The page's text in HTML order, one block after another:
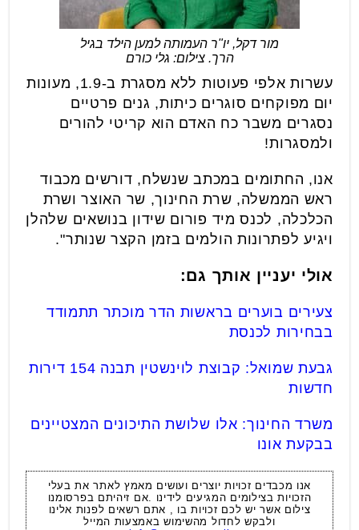
מור דקל, יו"ר העמותה למען הילד בגיל
הרך. צילום: גלי כורם
עשרות אלפי פעוטות ללא מסגרת ב-1.9, מעונות
יום מפוקחים סוגרים כיתות, גנים פרטיים
נסגרים משבר כח האדם הוא קריטי להורים
ולמסגרות!
אנו, החתומים במכתב שנשלח, דורשים מכבוד
ראש הממשלה, שרת החינוך, שר האוצר ושרת
הכלכלה, לכנס מיד פורום שידון בנושאים שלהלן
ויגיע לפתרונות הולמים בזמן הקצר שנותר".
אולי יעניין אותך גם:
צעירים בוערים בראשות הדר מוכתר תתמודד
בבחירות לכנסת
גבעת שמואל: קבוצת לוינשטין תבנה 154 דירות
חדשות
משרד החינוך: אלו שלושת התיכונים המצטיינים
בבקעת אונו
אנו מכבדים זכויות יוצרים ועושים מאמץ לאתר את בעלי
הזכויות בצילומים המגיעים לידינו .אם זיהיתם בפרסומנו
צילום אשר יש לכם זכויות בו , אתם רשאים לפנות אלינו
ולבקש לחדול מהשימוש באמצעות המייל